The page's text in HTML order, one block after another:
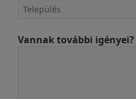
Vannak további igényei?